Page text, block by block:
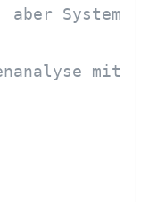
System
mit